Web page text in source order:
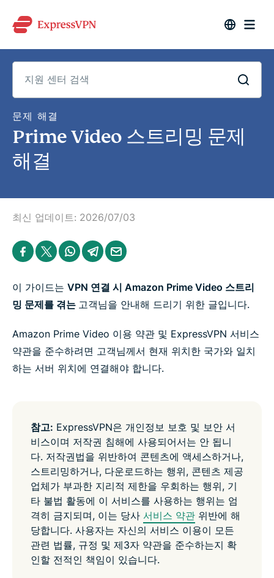
문제 해결
Prime Video 스트리밍 문제
해결
센
터
최신 업데이트: 2026/07/03
S
h
a
e
n
F
c
b
o
o
S
h
a
e
i
n
i
t
e
r
S
h
a
e
i
n
W
a
s
a
p
S
h
a
e
i
n
l
g
r
a
S
h
a
e
b
y
e
a
l
이 가이드는 VPN 연결 시 Amazon Prime Video 스트리
밍 문제를 겪는 고객님을 안내해 드리기 위한 글입니다.
Amazon Prime Video 이용 약관 및 ExpressVPN 서비스
약관을 준수하려면 고객님께서 현재 위치한 국가와 일치
하는 서버 위치에 연결해야 합니다.
참고: ExpressVPN은 개인정보 보호 및 보안 서
비스이며 저작권 침해에 사용되어서는 안 됩니
다. 저작권법을 위반하여 콘텐츠에 액세스하거나,
스트리밍하거나, 다운로드하는 행위, 콘텐츠 제공
업체가 부과한 지리적 제한을 우회하는 행위, 기
타 불법 활동에 이 서비스를 사용하는 행위는 엄
격히 금지되며, 이는 당사 서비스 약관 위반에 해
당합니다. 사용자는 자신의 서비스 이용이 모든
관련 법률, 규정 및 제3자 약관을 준수하는지 확
인할 전적인 책임이 있습니다.